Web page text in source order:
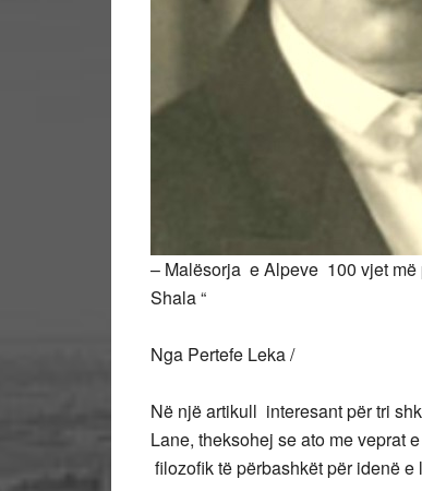
– Malësorja e Alpeve 100 vjet më
Shala “
Nga Pertefe Leka /
Në një artikull interesant për tri
Lane, theksohej se ato me veprat
filozofik të përbashkët për idenë